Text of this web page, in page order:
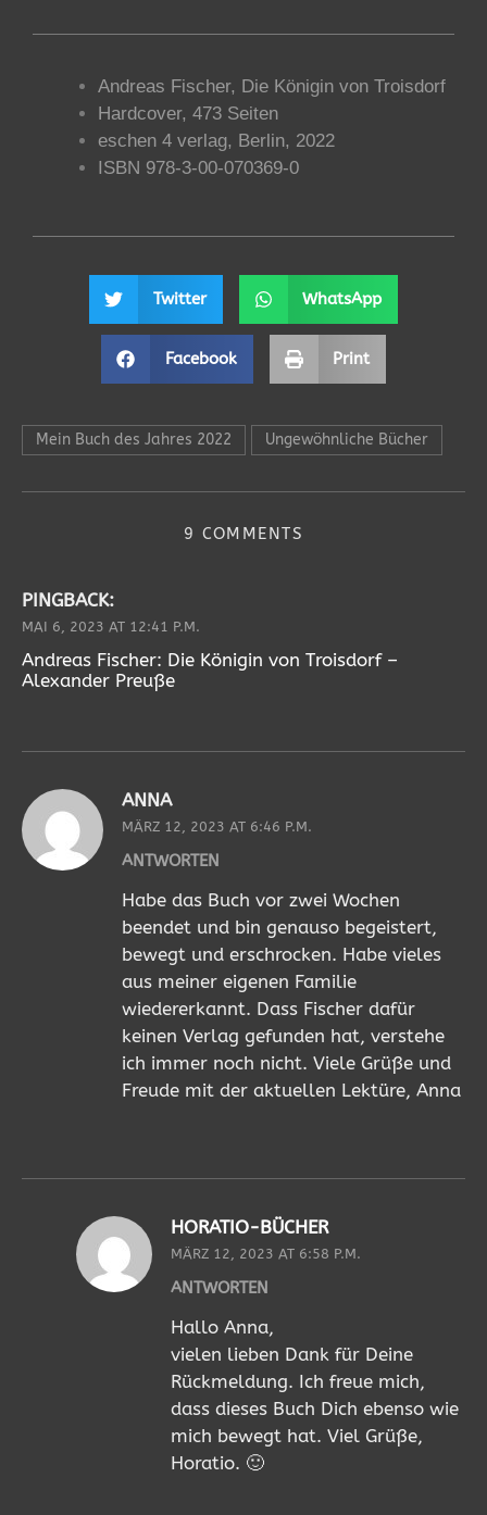
Andreas Fischer, Die Königin von Troisdorf
Hardcover, 473 Seiten
eschen 4 verlag, Berlin, 2022
ISBN 978-3-00-070369-0
Twitter WhatsApp
Facebook Print
Mein Buch des Jahres 2022 Ungewöhnliche Bücher
9 COMMENTS
PINGBACK:
MAI 6, 2023 AT 12:41 P.M.
Andreas Fischer: Die Königin von Troisdorf –
Alexander Preuße
ANNA
MÄRZ 12, 2023 AT 6:46 P.M.
ANTWORTEN
Habe das Buch vor zwei Wochen
beendet und bin genauso begeistert,
bewegt und erschrocken. Habe vieles
aus meiner eigenen Familie
wiedererkannt. Dass Fischer dafür
keinen Verlag gefunden hat, verstehe
ich immer noch nicht. Viele Grüße und
Freude mit der aktuellen Lektüre, Anna
HORATIO-BÜCHER
MÄRZ 12, 2023 AT 6:58 P.M.
ANTWORTEN
Hallo Anna,
vielen lieben Dank für Deine
Rückmeldung. Ich freue mich,
dass dieses Buch Dich ebenso wie
mich bewegt hat. Viel Grüße,
Horatio. 🙂